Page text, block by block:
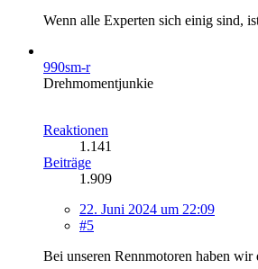
Wenn alle Experten sich einig sind,
990sm-r
Drehmomentjunkie
Reaktionen
1.141
Beiträge
1.909
22. Juni 2024 um 22:09
#5
Bei unseren Rennmotoren haben wir